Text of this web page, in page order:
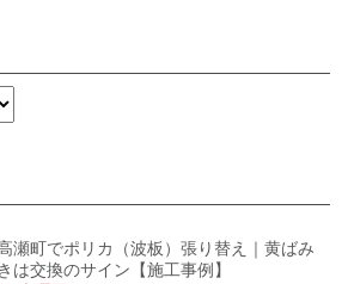
瀬町でポリカ（波板）張り替え｜黄ばみ
は交換のサイン【施工事例】